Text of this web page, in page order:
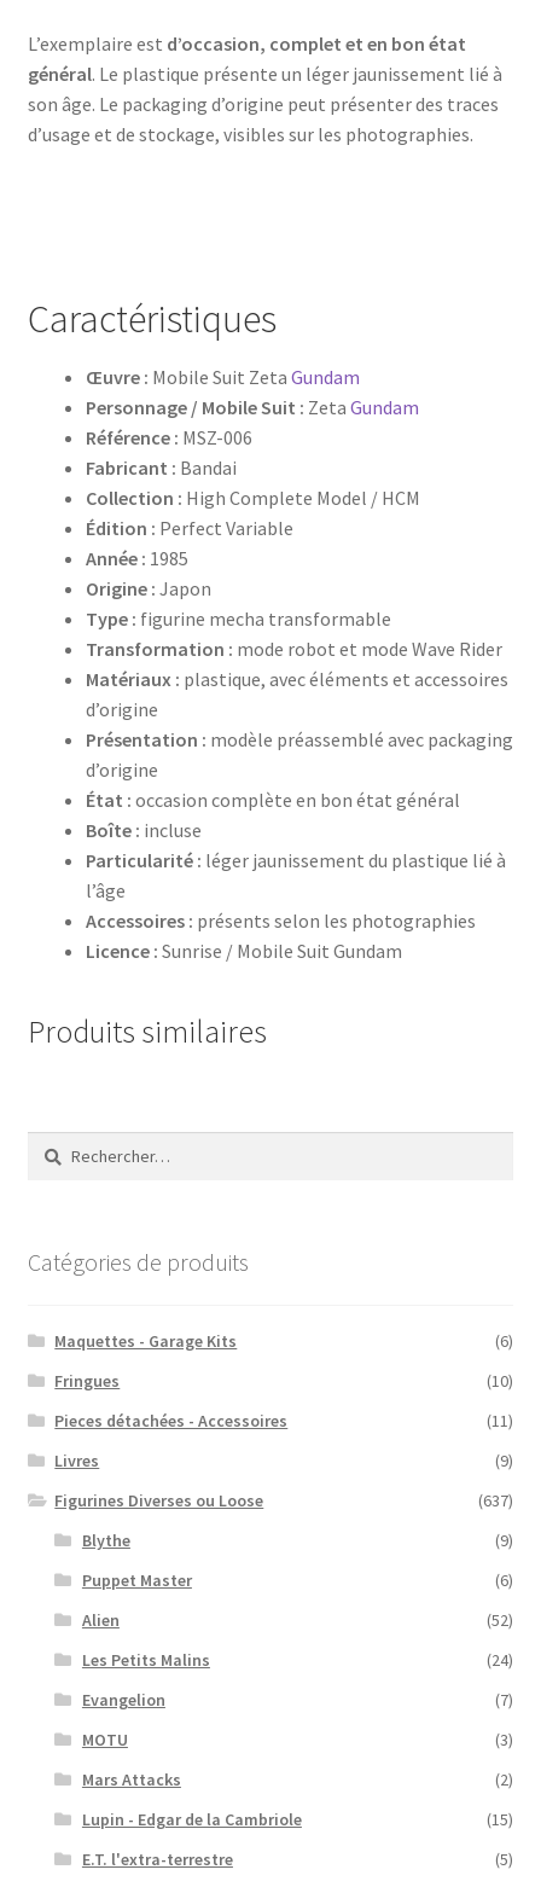
L’exemplaire est d’occasion, complet et en bon état
général. Le plastique présente un léger jaunissement lié à
son âge. Le packaging d’origine peut présenter des traces
d’usage et de stockage, visibles sur les photographies.
Caractéristiques
Œuvre : Mobile Suit Zeta Gundam
Personnage / Mobile Suit : Zeta Gundam
Référence : MSZ-006
Fabricant : Bandai
Collection : High Complete Model / HCM
Édition : Perfect Variable
Année : 1985
Origine : Japon
Type : figurine mecha transformable
Transformation : mode robot et mode Wave Rider
Matériaux : plastique, avec éléments et accessoires
d’origine
Présentation : modèle préassemblé avec packaging
d’origine
État : occasion complète en bon état général
Boîte : incluse
Particularité : léger jaunissement du plastique lié à
l’âge
Accessoires : présents selon les photographies
Licence : Sunrise / Mobile Suit Gundam
Produits similaires
Rechercher :
Catégories de produits
Maquettes - Garage Kits
(6)
Fringues
(10)
Pieces détachées - Accessoires
(11)
Livres
(9)
Figurines Diverses ou Loose
(637)
Blythe
(9)
Puppet Master
(6)
Alien
(52)
Les Petits Malins
(24)
Evangelion
(7)
MOTU
(3)
Mars Attacks
(2)
Lupin - Edgar de la Cambriole
(15)
E.T. l'extra-terrestre
(5)